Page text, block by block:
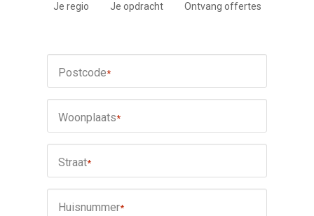
Je regio Je opdracht Ontvang offertes
Postcode*
Woonplaats*
Straat*
Huisnummer*